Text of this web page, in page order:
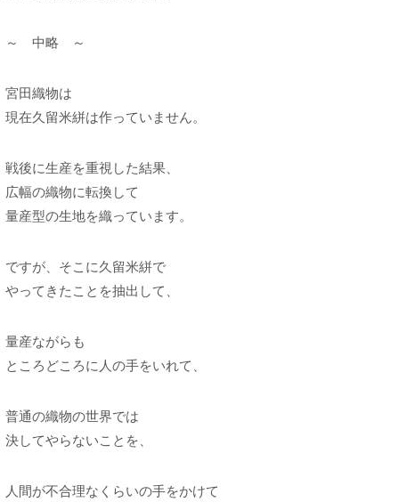
～ 中略 ～
宮田織物は
現在久留米絣は作っていません。
戦後に生産を重視した結果、
広幅の織物に転換して
量産型の生地を織っています。
ですが、そこに久留米絣で
やってきたことを抽出して、
量産ながらも
ところどころに人の手をいれて、
普通の織物の世界では
決してやらないことを、
人間が不合理なくらいの手をかけて